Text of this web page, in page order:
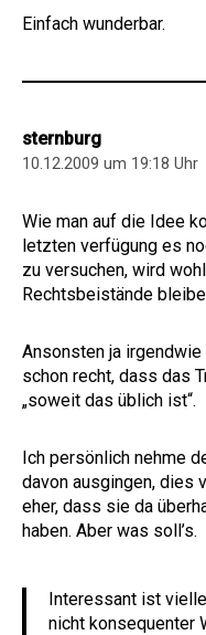
Einfach wunderbar.
sternburg
10.12.2009 um 19:18 Uhr
Wie man auf die Idee
letzten verfügung es
zu versuchen, wird
Rechtsbeistände
Ansonsten ja
schon recht, dass das
„soweit das üblich ist“.
Ich persönlich nehme
davon ausgingen, dies
eher, dass sie da
haben. Aber was soll’s.
Interessant ist
nicht konsequenter